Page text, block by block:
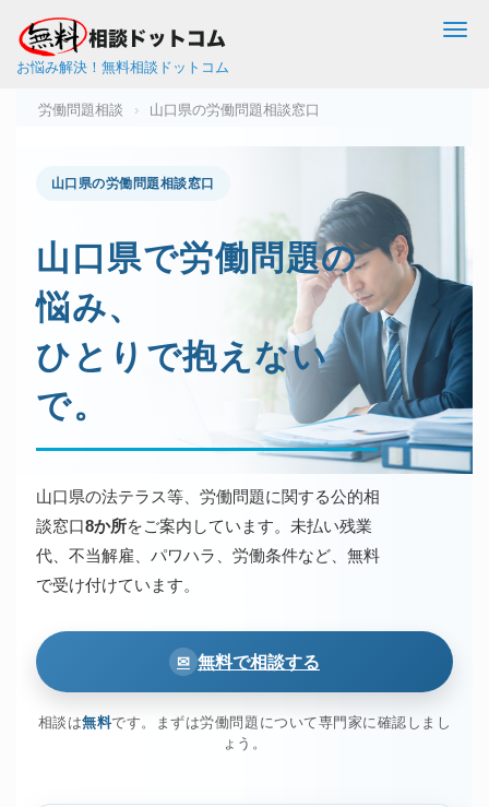
お悩み解決！無料相談ドットコム
労働問題相談 › 山口県の労働問題相談窓口
山口県の労働問題相談窓口
山口県で労働問題の
悩み、
ひとりで抱えない
で。
山口県の法テラス等、労働問題に関する公的相
談窓口8か所をご案内しています。未払い残業
代、不当解雇、パワハラ、労働条件など、無料
で受け付けています。
✉ 無料で相談する
相談は無料です。まずは労働問題について専門家に確認しまし
ょう。